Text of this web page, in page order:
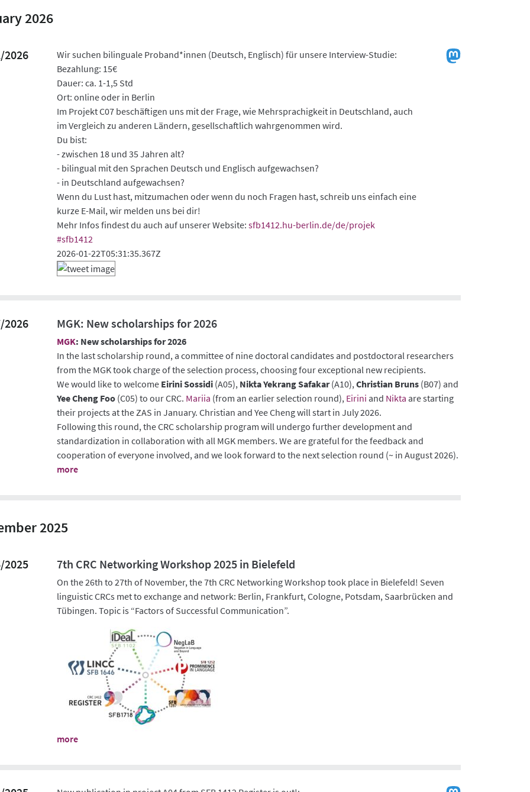
2026
2026
Wir suchen bilinguale Proband*innen (Deutsch, Englisch) für unsere Interview-Studie:
Bezahlung: 15€
Dauer: ca. 1-1,5 Std
Ort: online oder in Berlin
Im Projekt C07 beschäftigen uns mit der Frage, wie Mehrsprachigkeit in Deutschland, auch
im Vergleich zu anderen Ländern, gesellschaftlich wahrgenommen wird.
Du bist:
- zwischen 18 und 35 Jahren alt?
- bilingual mit den Sprachen Deutsch und Englisch aufgewachsen?
- in Deutschland aufgewachsen?
Wenn du Lust hast, mitzumachen oder wenn du noch Fragen hast, schreib uns einfach eine
kurze E-Mail, wir melden uns bei dir!
Mehr Infos findest du auch auf unserer Website:sfb1412.hu-berlin.de/de/projek
#sfb1412
2026-01-22T05:31:35.367Z
2026 MGK: New scholarships for 2026
MGK: New scholarships for 2026
In the last scholarship round, a committee of nine doctoral candidates and postdoctoral researchers
from the MGK took charge of the selection process, choosing four exceptional new recipients.
We would like to welcome Eirini Sossidi (A05), Nikta Yekrang Safakar(A10),Christian Bruns (B07) and
Yee Cheng Foo (C05) to our CRC. Mariia (from an earlier selection round), Eirini and Nikta are starting
their projects at the ZAS in January. Christian and Yee Cheng will start in July 2026.
Following this round, the CRC scholarship program will undergo further development and
standardization in collaboration with all MGK members. We are grateful for the feedback and
cooperation of everyone involved, and we look forward to the next selection round (~ in August 2026).
more
2025
2025 7th CRC Networking Workshop 2025 in Bielefeld
On the 26th to 27th of November, the 7th CRC Networking Workshop took place in Bielefeld! Seven
linguistic CRCs met to exchange and network: Berlin, Frankfurt, Cologne, Potsdam, Saarbrücken and
Tübingen. Topic is “Factors of Successful Communication”.
more